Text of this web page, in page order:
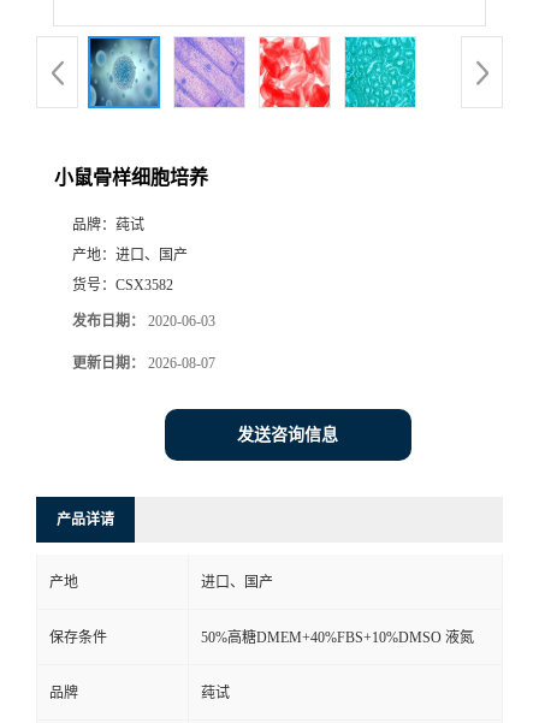
小鼠骨样细胞培养
品牌： 莼试
产地： 进口、国产
货号： CSX3582
发布日期： 2020-06-03
更新日期： 2026-08-07
发送咨询信息
产品详请
产地 进口、国产
保存条件 50%高糖DMEM+40%FBS+10%DMSO 液氮
品牌 莼试